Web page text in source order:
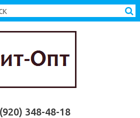
348-48-18